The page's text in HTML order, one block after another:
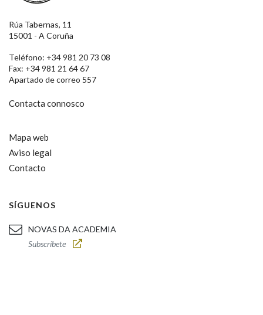
Rúa Tabernas, 11
15001 - A Coruña
Teléfono: +34 981 20 73 08
Fax: +34 981 21 64 67
Apartado de correo 557
Contacta connosco
Mapa web
Aviso legal
Contacto
SÍGUENOS
NOVAS DA ACADEMIA
Subscríbete